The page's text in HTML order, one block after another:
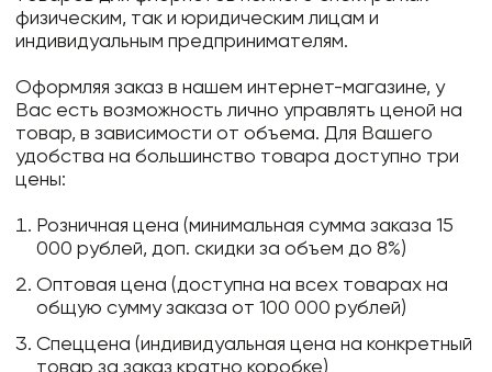
физическим, так и юридическим лицам и
индивидуальным предпринимателям.
Оформляя заказ в нашем интернет-магазине, у
Вас есть возможность лично управлять ценой на
товар, в зависимости от объема. Для Вашего
удобства на большинство товара доступно три
цены:
Розничная цена (минимальная сумма заказа 15
000 рублей, доп. скидки за объем до 8%)
Оптовая цена (доступна на всех товарах на
общую сумму заказа от 100 000 рублей)
Спеццена (индивидуальная цена на конкретный
товар за заказ кратно коробке)